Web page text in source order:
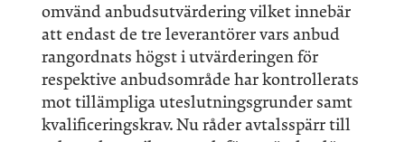
omvänd anbudsutvärdering vilket innebär
att endast de tre leverantörer vars anbud
rangordnats högst i utvärderingen för
respektive anbudsområde har kontrollerats
mot tillämpliga uteslutningsgrunder samt
kvalificeringskrav. Nu råder avtalsspärr till